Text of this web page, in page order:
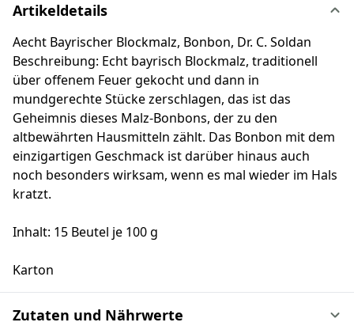
Artikeldetails
Aecht Bayrischer Blockmalz, Bonbon, Dr. C. Soldan
Beschreibung: Echt bayrisch Blockmalz, traditionell
über offenem Feuer gekocht und dann in
mundgerechte Stücke zerschlagen, das ist das
Geheimnis dieses Malz-Bonbons, der zu den
altbewährten Hausmitteln zählt. Das Bonbon mit dem
einzigartigen Geschmack ist darüber hinaus auch
noch besonders wirksam, wenn es mal wieder im Hals
kratzt.
Inhalt: 15 Beutel je 100 g
Karton
Zutaten und Nährwerte